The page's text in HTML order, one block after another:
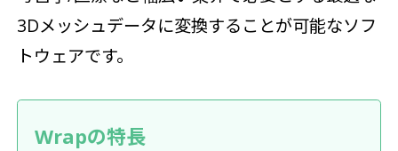
3Dメッシュデータに変換することが可能なソフ
トウェアです。
Wrapの特長